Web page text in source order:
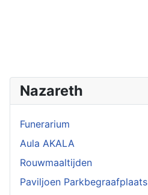
Nazareth
Funerarium
Aula AKALA
Rouwmaaltijden
Paviljoen Parkbegraafplaats